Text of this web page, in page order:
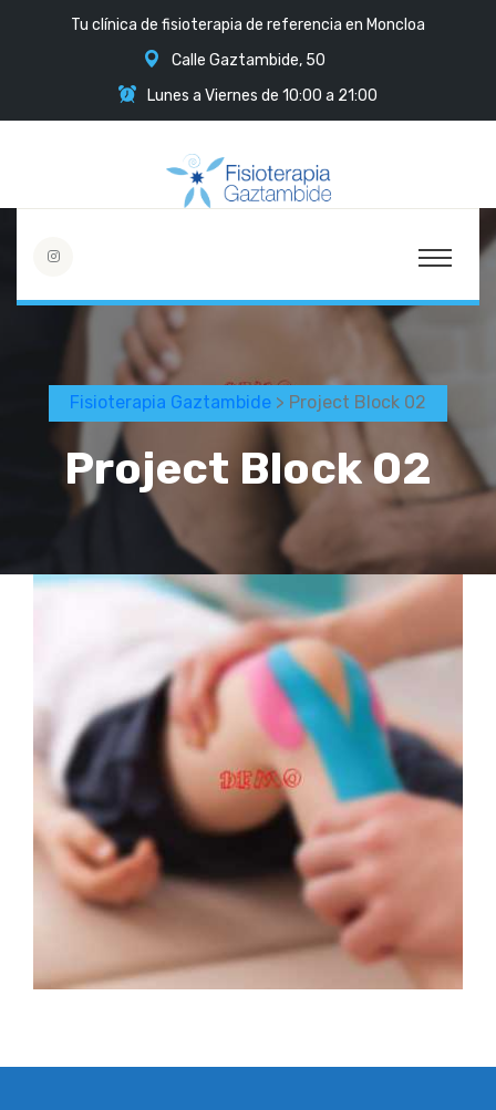
Tu clínica de fisioterapia de referencia en Moncloa
Calle Gaztambide, 50
Lunes a Viernes de 10:00 a 21:00
Fisioterapia Gaztambide > Project Block 02
Project Block 02